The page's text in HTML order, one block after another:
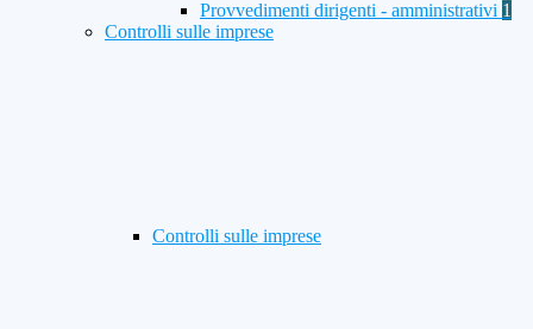
Provvedimenti dirigenti - amministrativi 1
Controlli sulle imprese
Controlli sulle imprese